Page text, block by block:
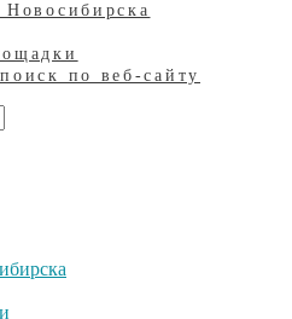
по веб-сайту